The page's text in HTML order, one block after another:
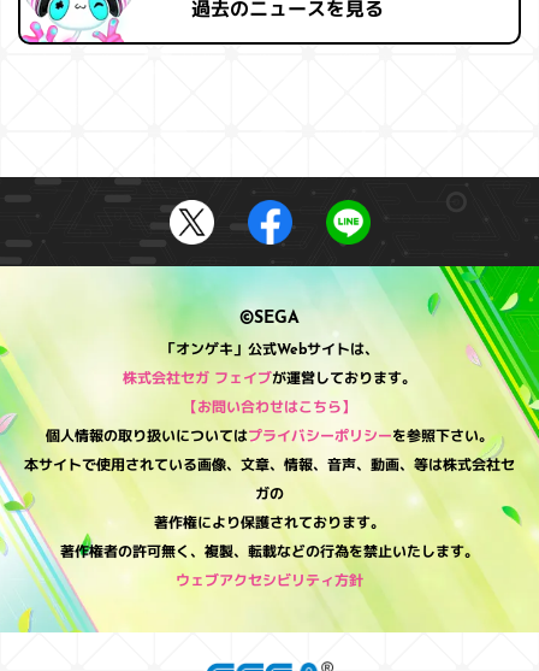
過去のニュースを見る
©SEGA
「オンゲキ」公式Webサイトは、
株式会社セガ フェイブが運営しております。
【お問い合わせはこちら】
個人情報の取り扱いについてはプライバシーポリシーを参照下さい。
本サイトで使用されている画像、文章、情報、音声、動画、等は株式会社セ
ガの
著作権により保護されております。
著作権者の許可無く、複製、転載などの行為を禁止いたします。
ウェブアクセシビリティ方針